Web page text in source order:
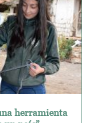
herramienta